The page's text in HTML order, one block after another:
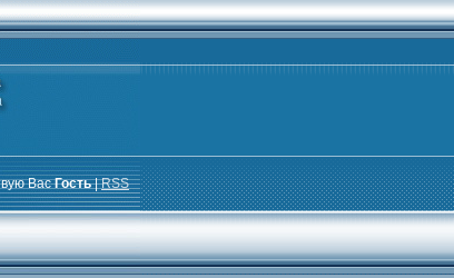
ВасГость|RSS